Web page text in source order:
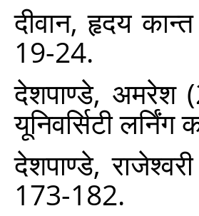
दीवान, हृदय कान्त
19-24.
देशपाण्डे, अमरेश
यूनिवर्सिटी
देशपाण्डे, राजेश्‍वरी
173-182.